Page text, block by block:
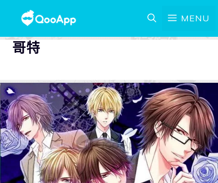
MENU
哥特